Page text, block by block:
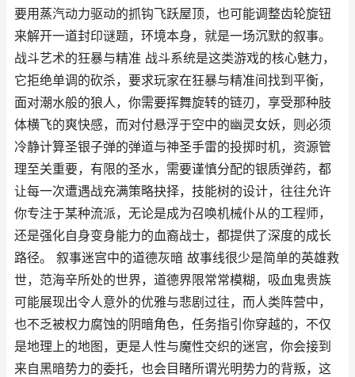
要用蒸汽动力驱动的抓钩飞跃屋顶，也可能调整齿轮旋钮
来解开一道封印谜题，环境本身，就是一场沉默的叙事。
战斗艺术的狂暴与精准 战斗系统是这类游戏的核心魅力，
它拒绝单调的砍杀，要求玩家在狂暴与精准间找到平衡，
面对潮水般的狼人，你需要挥舞旋转的链刃，享受那种肢
体横飞的爽快感，而对付悬浮于空中的幽灵女妖，则必须
冷静计算圣银子弹的弹道与神圣手雷的投掷时机，资源管
理至关重要，有限的圣水，需要谨慎分配的银质弹药，都
让每一次遭遇战充满策略抉择，技能树的设计，往往允许
你专注于某种流派，无论是成为召唤机械仆从的工程师，
还是强化自身变身能力的血裔战士，都提供了深度的成长
路径。 叙事迷宫中的道德灰暗 故事线很少是简单的英雄救
世，范海辛所处的世界，道德界限常常模糊，吸血鬼贵族
可能展现出令人意外的优雅与悲剧过往，而人类阵营中，
也不乏被权力腐蚀的阴暗角色，任务指引你穿越的，不仅
是地理上的地图，更是人性与魔性交织的迷宫，你会接到
来自黑暗势力的委托，也会目睹所谓光明势力的背叛，这